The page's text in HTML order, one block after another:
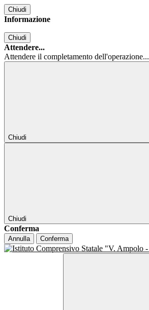
Chiudi
Informazione
Chiudi
Attendere...
Attendere il completamento dell'operazione...
Chiudi
Chiudi
Conferma
Annulla Conferma